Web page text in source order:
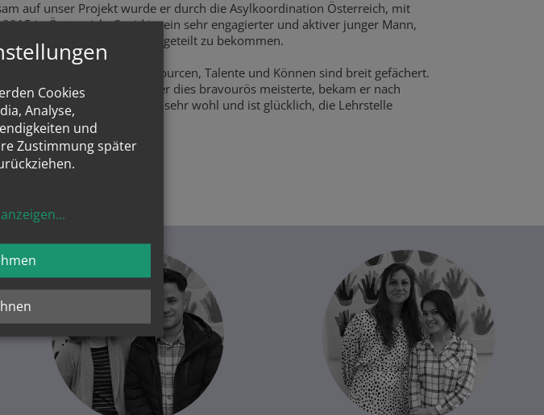
auf unser Projekt wurde er durch die Asylkoordination Österreich, mit
in Österreich. Omid ist ein sehr engagierter und aktiver junger Mann,
Stevic als Mentorin zugeteilt zu bekommen.
bei Hands On. Ihre Ressourcen, Talente und Können sind breit gefächert.
Capri machen. Nachdem er dies bravourös meisterte, bekam er nach
Omid fühlt sich im Hotel sehr wohl und ist glücklich, die Lehrstelle
Cookies
Analyse,
und
Zustimmung später
...